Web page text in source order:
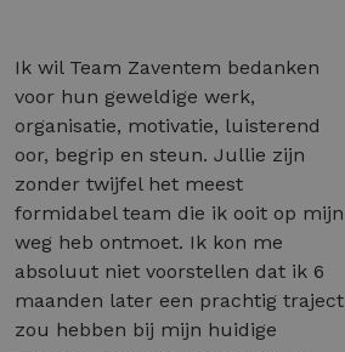
Ik wil Team Zaventem bedanken
voor hun geweldige werk,
organisatie, motivatie, luisterend
oor, begrip en steun. Jullie zijn
zonder twijfel het meest
formidabel team die ik ooit op mijn
weg heb ontmoet. Ik kon me
absoluut niet voorstellen dat ik 6
maanden later een prachtig traject
zou hebben bij mijn huidige